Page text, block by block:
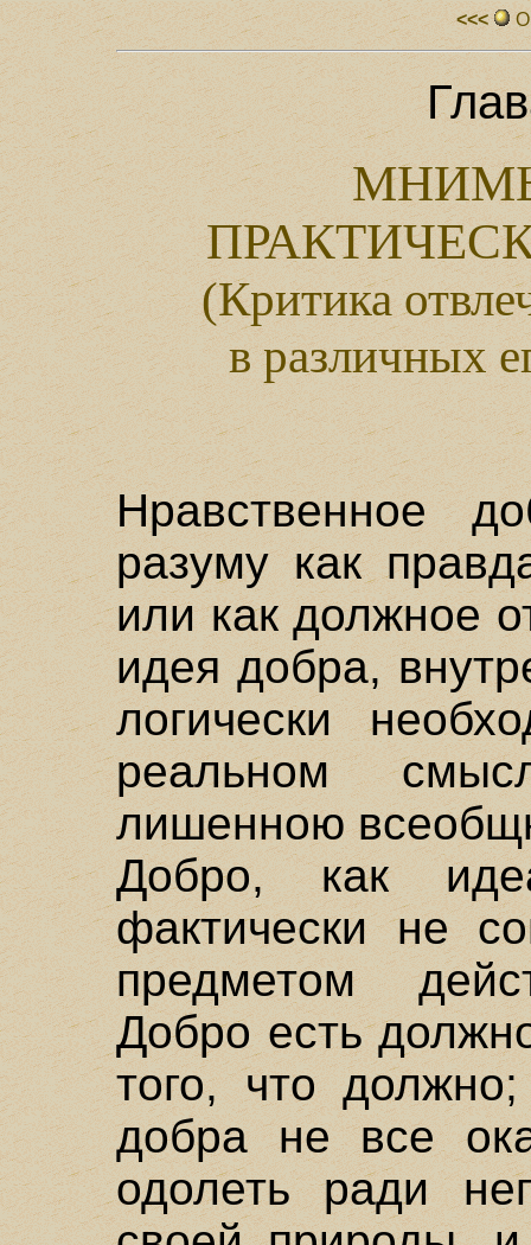
<<<
(Критика
в различных
Нравственное
разуму как
или как должное
идея добра,
логически
реальном
лишенною
Добро, как
фактически не
предметом
Добро есть
того, что
добра не все
одолеть ради